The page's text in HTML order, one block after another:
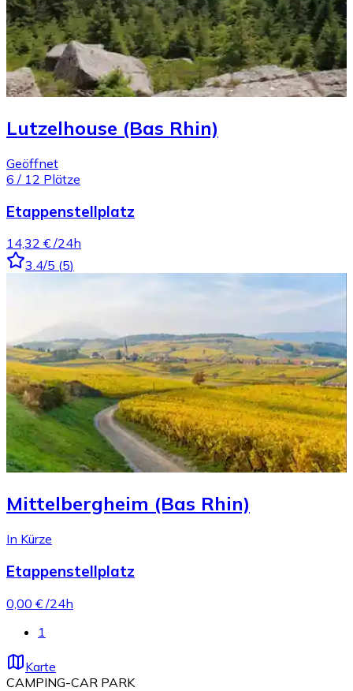
Lutzelhouse (Bas Rhin)
Geöffnet
6 / 12 Plätze
Etappenstellplatz
14,32 € /24h
3.4/5 (5)
Mittelbergheim (Bas Rhin)
In Kürze
Etappenstellplatz
0,00 € /24h
1
Karte
CAMPING-CAR PARK